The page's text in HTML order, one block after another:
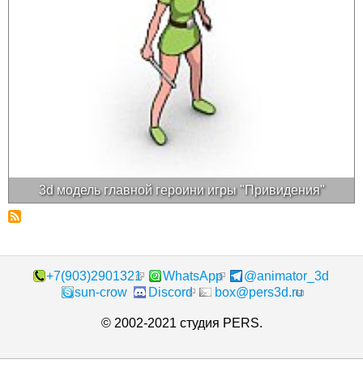
3d модель главной героини игры "Привидения"
+7(903)2901321 WhatsApp
@animator_3d
sun-crow
Discord box@pers3d.ru
© 2002-2021 студия PERS.